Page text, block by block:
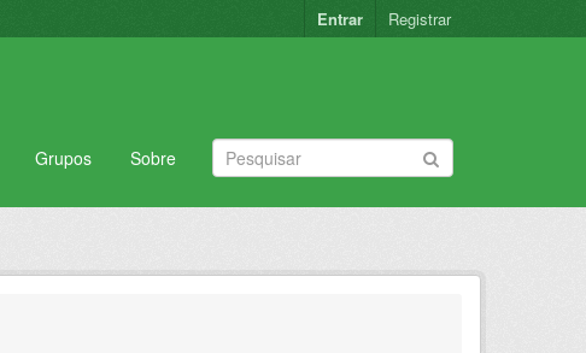
Entrar Registrar
Grupos Sobre